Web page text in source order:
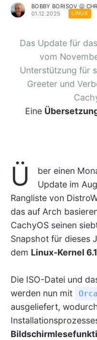
BOBBY BORISOV 😛
01.12.2025
LINUX
Das Update für
vom
Unterstützung für
Greeter und
Eine
Ü
ber einen
Update im
Rangliste von
das auf Arch
CachyOS seinen
Snapshot für dieses
dem Linux-Kernel
Die ISO-Datei und
werden nun mit
Orca
ausgeliefert,